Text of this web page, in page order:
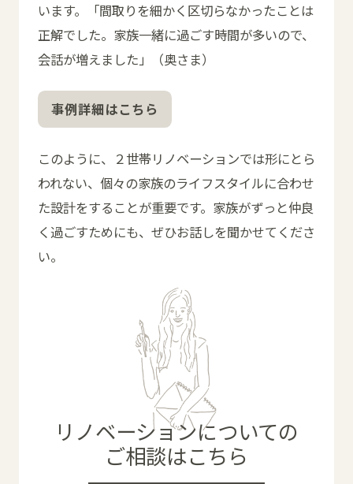
います。「間取りを細かく区切らなかったことは
正解でした。家族一緒に過ごす時間が多いので、
会話が増えました」（奥さま）
事例詳細はこちら
このように、２世帯リノベーションでは形にとら
われない、個々の家族のライフスタイルに合わせ
た設計をすることが重要です。家族がずっと仲良
く過ごすためにも、ぜひお話しを聞かせてくださ
い。
リノベーションについての
ご相談はこちら